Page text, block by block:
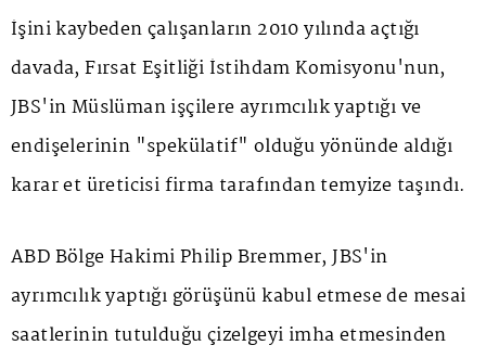
İşini kaybeden çalışanların 2010 yılında açtığı
davada, Fırsat Eşitliği İstihdam Komisyonu'nun,
JBS'in Müslüman işçilere ayrımcılık yaptığı ve
endişelerinin "spekülatif" olduğu yönünde aldığı
karar et üreticisi firma tarafından temyize taşındı.
ABD Bölge Hakimi Philip Bremmer, JBS'in
ayrımcılık yaptığı görüşünü kabul etmese de mesai
saatlerinin tutulduğu çizelgeyi imha etmesinden